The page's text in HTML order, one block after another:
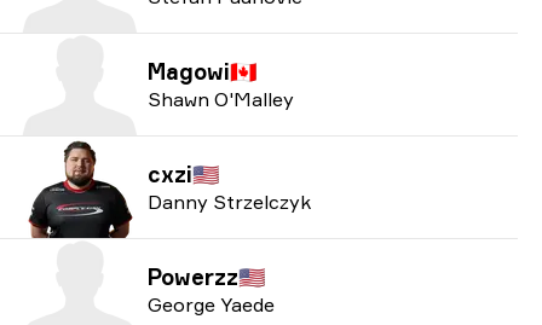
Magowi🇨🇦
Shawn O'Malley
cxzi🇺🇸
Danny Strzelczyk
Powerzz🇺🇸
George Yaede